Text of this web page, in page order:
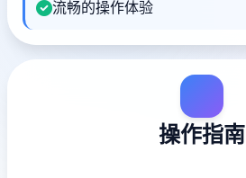
流畅的操作体验
操作指南